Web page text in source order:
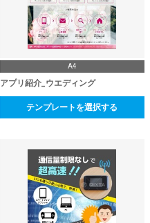
A4
アプリ紹介_ウエディング
テンプレートを選択する